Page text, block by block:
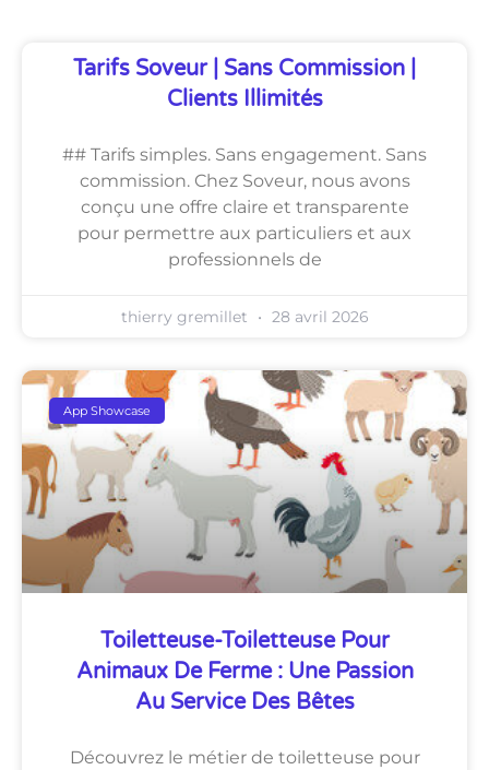
Tarifs Soveur | Sans Commission |
Clients Illimités
## Tarifs simples. Sans engagement. Sans
commission. Chez Soveur, nous avons
conçu une offre claire et transparente
pour permettre aux particuliers et aux
professionnels de
thierry gremillet 28 avril 2026
App Showcase
Toiletteuse-Toiletteuse Pour
Animaux De Ferme : Une Passion
Au Service Des Bêtes
Découvrez le métier de toiletteuse pour